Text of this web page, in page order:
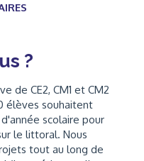
?
de CE2, CM1 et CM2
élèves souhaitent
scolaire pour
le littoral. Nous
tout au long de